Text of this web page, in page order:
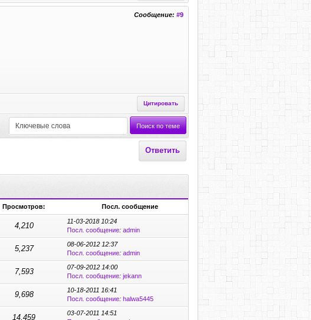
Сообщение: #9
Цитировать
Ответить
Просмотров: Посл. сообщение
4,210
11-03-2018 10:24
Посл. сообщение: admin
5,237
08-06-2012 12:37
Посл. сообщение: admin
7,593
07-09-2012 14:00
Посл. сообщение: jekann
9,698
10-18-2011 16:41
Посл. сообщение: halwa5445
14,459
03-07-2011 14:51